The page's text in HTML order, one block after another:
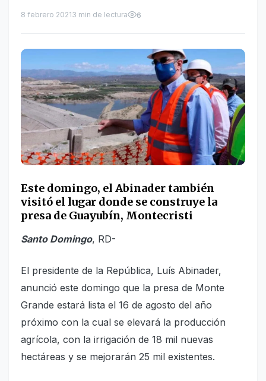
8 febrero 20213 min de lectura 6
Este domingo, el Abinader también
visitó el lugar donde se construye la
presa de Guayubín, Montecristi
Santo Domingo, RD-
El presidente de la República, Luís Abinader,
anunció este domingo que la presa de Monte
Grande estará lista el 16 de agosto del año
próximo con la cual se elevará la producción
agrícola, con la irrigación de 18 mil nuevas
hectáreas y se mejorarán 25 mil existentes.